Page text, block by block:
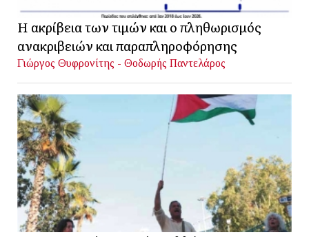
Η ακρίβεια των τιμών και ο πληθωρισμός
ανακριβειών και παραπληροφόρησης
Γιώργος Θυφρονίτης - Θοδωρής Παντελάρος